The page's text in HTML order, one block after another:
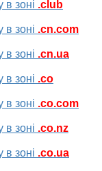
зоні .club
зоні .cn.com
зоні .cn.ua
зоні .co
зоні .co.com
зоні .co.nz
зоні .co.ua